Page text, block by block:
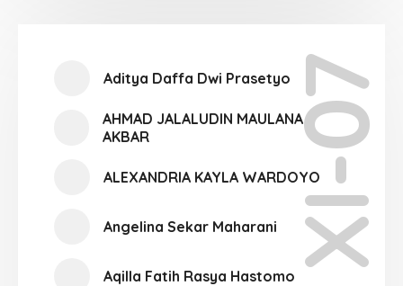
XI-07
Aditya Daffa Dwi Prasetyo
AHMAD JALALUDIN MAULANA
AKBAR
ALEXANDRIA KAYLA WARDOYO
Angelina Sekar Maharani
Aqilla Fatih Rasya Hastomo